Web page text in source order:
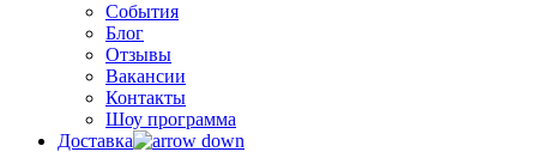
События
Блог
Отзывы
Вакансии
Контакты
Шоу программа
Доставка